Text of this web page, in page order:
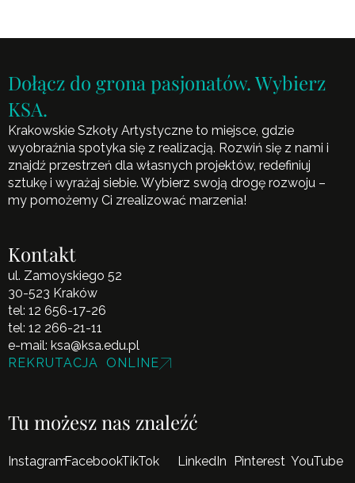
Dołącz do grona pasjonatów. Wybierz
KSA.
Krakowskie Szkoły Artystyczne to miejsce, gdzie
wyobraźnia spotyka się z realizacją. Rozwiń się z nami i
znajdź przestrzeń dla własnych projektów, redefiniuj
sztukę i wyrażaj siebie. Wybierz swoją drogę rozwoju –
my pomożemy Ci zrealizować marzenia!
Kontakt
ul. Zamoyskiego 52
30-523 Kraków
tel: 12 656-17-26
tel: 12 266-21-11
e-mail: ksa@ksa.edu.pl
REKRUTACJA ONLINE
Tu możesz nas znaleźć
InstagramFacebookTikTok LinkedIn Pinterest YouTube